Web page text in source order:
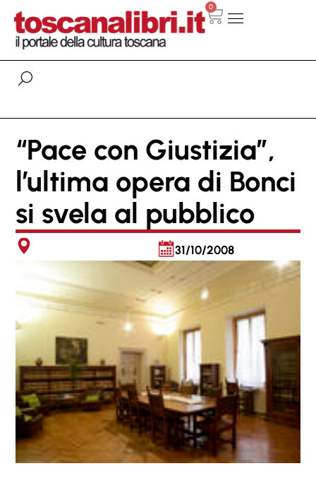
0
“Pace con Giustizia”,
l’ultima opera di Bonci
si svela al pubblico
31/10/2008